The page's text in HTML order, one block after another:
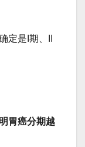
定是I期、II
胃癌分期越